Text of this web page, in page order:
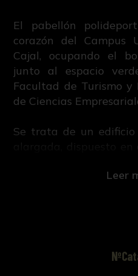
El pabellón
corazón del Campus
Cajal, ocupando el
junto al espacio
Facultad de Turismo
de Ciencias
Se trata de un
La forma del edificio
destinadas a los
planta baja,
Leer